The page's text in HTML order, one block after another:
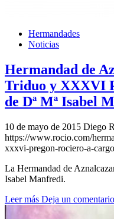
Hermandades
Noticias
Hermandad de
Triduo y XXXVI
de Dª Mª Isabel
10 de mayo de 2015 Diego
https://www.rocio.com/
xxxvi-pregon-rociero-a-
La Hermandad de
Isabel Manfredi.
Leer más Deja un comentario